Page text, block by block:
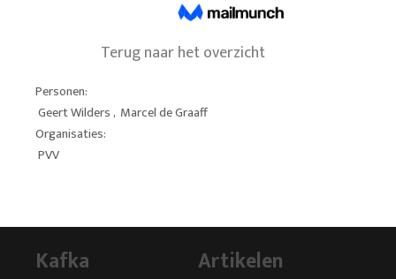
Terug naar het overzicht
Personen:
Geert Wilders, Marcel de Graaff
Organisaties:
PVV
Kafka Artikelen